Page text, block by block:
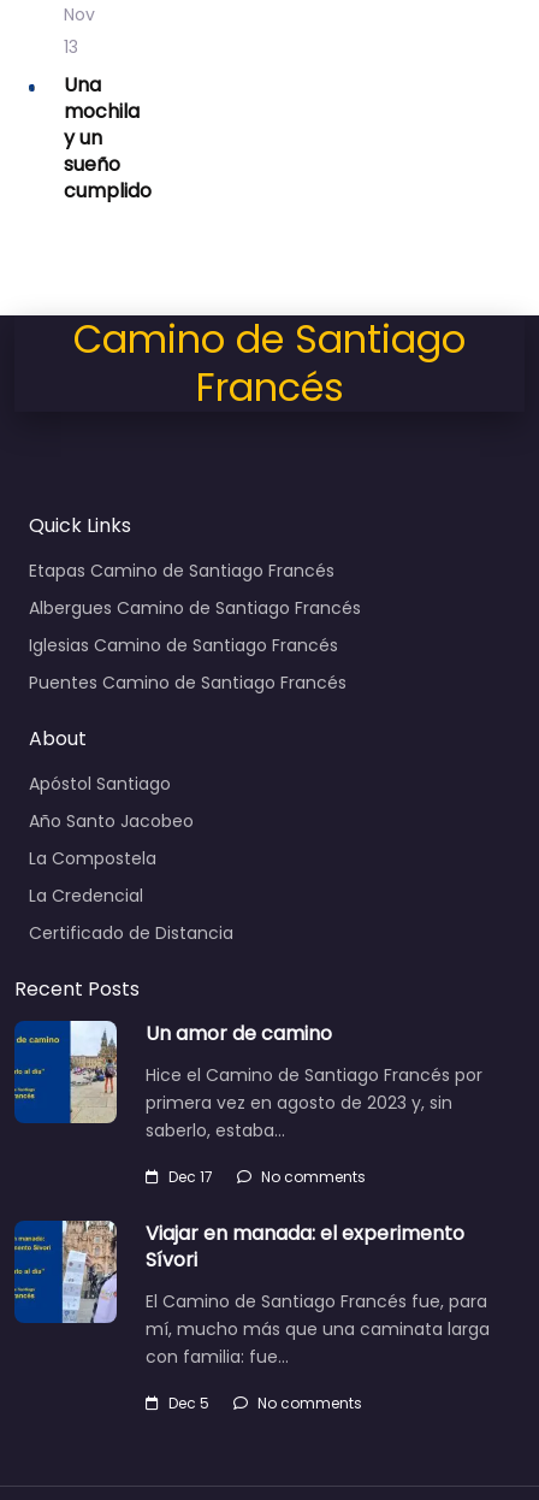
Nov
13
Una
mochila
y un
sueño
cumplido
Camino de Santiago
Francés
Quick Links
Etapas Camino de Santiago Francés
Albergues Camino de Santiago Francés
Iglesias Camino de Santiago Francés
Puentes Camino de Santiago Francés
About
Apóstol Santiago
Año Santo Jacobeo
La Compostela
La Credencial
Certificado de Distancia
Recent Posts
Un amor de camino
Hice el Camino de Santiago Francés por
primera vez en agosto de 2023 y, sin
saberlo, estaba…
Dec 17 No comments
Viajar en manada: el experimento
Sívori
El Camino de Santiago Francés fue, para
mí, mucho más que una caminata larga
con familia: fue…
Dec 5 No comments